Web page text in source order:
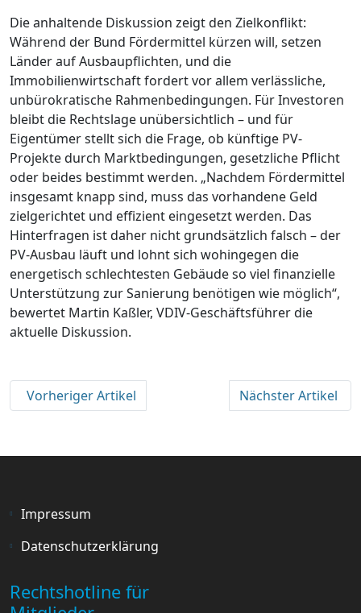
Die anhaltende Diskussion zeigt den Zielkonflikt:
Während der Bund Fördermittel kürzen will, setzen
Länder auf Ausbaupflichten, und die
Immobilienwirtschaft fordert vor allem verlässliche,
unbürokratische Rahmenbedingungen. Für Investoren
bleibt die Rechtslage unübersichtlich – und für
Eigentümer stellt sich die Frage, ob künftige PV-
Projekte durch Marktbedingungen, gesetzliche Pflicht
oder beides bestimmt werden. „Nachdem Fördermittel
insgesamt knapp sind, muss das vorhandene Geld
zielgerichtet und effizient eingesetzt werden. Das
Hinterfragen ist daher nicht grundsätzlich falsch – der
PV-Ausbau läuft und lohnt sich wohingegen die
energetisch schlechtesten Gebäude so viel finanzielle
Unterstützung zur Sanierung benötigen wie möglich“,
bewertet Martin Kaßler, VDIV-Geschäftsführer die
aktuelle Diskussion.
Vorheriger Artikel Nächster Artikel
Impressum
Datenschutzerklärung
Rechtshotline für